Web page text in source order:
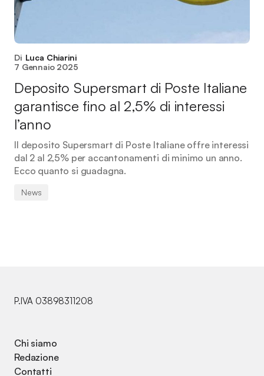
Di Luca Chiarini
7 Gennaio 2025
Deposito Supersmart di Poste Italiane
garantisce fino al 2,5% di interessi
l’anno
Il deposito Supersmart di Poste Italiane offre interessi
dal 2 al 2,5% per accantonamenti di minimo un anno.
Ecco quanto si guadagna.
News
P.IVA 03898311208
Chi siamo
Redazione
Contatti